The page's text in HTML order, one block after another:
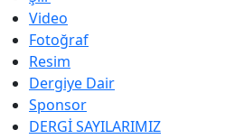
Video
Fotoğraf
Resim
Dergiye Dair
Sponsor
DERGİ SAYILARIMIZ